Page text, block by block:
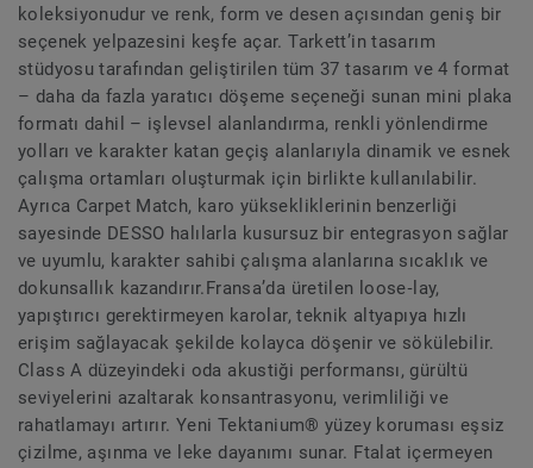
koleksiyonudur ve renk, form ve desen açısından geniş bir
seçenek yelpazesini keşfe açar. Tarkett’in tasarım
stüdyosu tarafından geliştirilen tüm 37 tasarım ve 4 format
– daha da fazla yaratıcı döşeme seçeneği sunan mini plaka
formatı dahil – işlevsel alanlandırma, renkli yönlendirme
yolları ve karakter katan geçiş alanlarıyla dinamik ve esnek
çalışma ortamları oluşturmak için birlikte kullanılabilir.
Ayrıca Carpet Match, karo yüksekliklerinin benzerliği
sayesinde DESSO halılarla kusursuz bir entegrasyon sağlar
ve uyumlu, karakter sahibi çalışma alanlarına sıcaklık ve
dokunsallık kazandırır.Fransa’da üretilen loose‑lay,
yapıştırıcı gerektirmeyen karolar, teknik altyapıya hızlı
erişim sağlayacak şekilde kolayca döşenir ve sökülebilir.
Class A düzeyindeki oda akustiği performansı, gürültü
seviyelerini azaltarak konsantrasyonu, verimliliği ve
rahatlamayı artırır. Yeni Tektanium® yüzey koruması eşsiz
çizilme, aşınma ve leke dayanımı sunar. Ftalat içermeyen